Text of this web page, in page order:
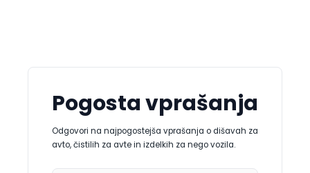
Pogosta vprašanja
Odgovori na najpogostejša vprašanja o dišavah za
avto, čistilih za avte in izdelkih za nego vozila.